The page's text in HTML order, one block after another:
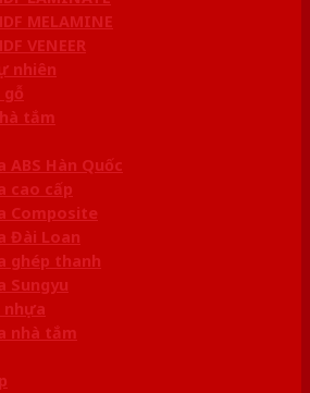
MELAMINE
VENEER
nhiên
gỗ
tắm
ABS Hàn Quốc
cao cấp
Composite
Đài Loan
ghép thanh
Sungyu
nhựa
nhà tắm